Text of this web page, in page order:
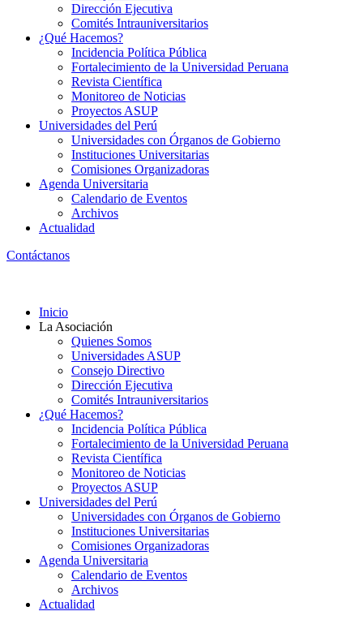
Dirección Ejecutiva
Comités Intrauniversitarios
¿Qué Hacemos?
Incidencia Política Pública
Fortalecimiento de la Universidad Peruana
Revista Científica
Monitoreo de Noticias
Proyectos ASUP
Universidades del Perú
Universidades con Órganos de Gobierno
Instituciones Universitarias
Comisiones Organizadoras
Agenda Universitaria
Calendario de Eventos
Archivos
Actualidad
Contáctanos
Inicio
La Asociación
Quienes Somos
Universidades ASUP
Consejo Directivo
Dirección Ejecutiva
Comités Intrauniversitarios
¿Qué Hacemos?
Incidencia Política Pública
Fortalecimiento de la Universidad Peruana
Revista Científica
Monitoreo de Noticias
Proyectos ASUP
Universidades del Perú
Universidades con Órganos de Gobierno
Instituciones Universitarias
Comisiones Organizadoras
Agenda Universitaria
Calendario de Eventos
Archivos
Actualidad